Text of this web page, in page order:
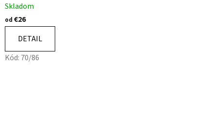
Skladom
od €26
DETAIL
Kód: 70/86